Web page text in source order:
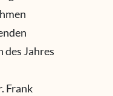
Jahres
Frank